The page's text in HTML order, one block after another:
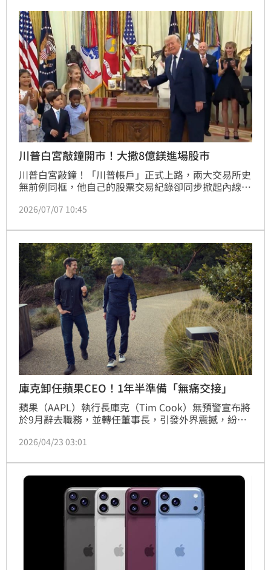
川普白宮敲鐘開市！大撒8億鎂進場股市
川普白宮敲鐘！「川普帳戶」正式上路，兩大交易所史
無前例同框，他自己的股票交易紀錄卻同步掀起內線交
資計畫「川普帳戶」敲響開市鐘。那斯達克與紐約證交
亮了，他要留下來、不歸還。造勢風光的背後，川普過
去一年頻繁在關稅、產業政策宣布前後精準進出科技股
與稀土股，獲利驚人，也讓質疑聲浪再度浮上檯面。
2026/07/07 10:45
庫克卸任蘋果CEO！1年半準備「無痛交接」
蘋果（AAPL）執行長庫克（Tim Cook）無預警宣布將
於9月辭去職務，並轉任董事長，引發外界震撼，紛紛
員工大會上強調，他「身體健康、精力充沛」，而且打
2026/04/23 03:01